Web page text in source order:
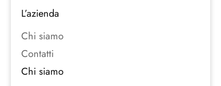
L’azienda
Chi siamo
Contatti
Chi siamo